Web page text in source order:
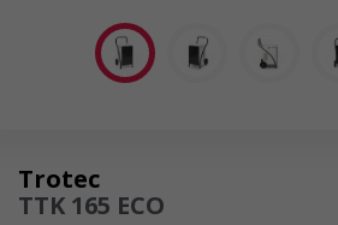
Осушитель
Trotec
TTK 165 ECO